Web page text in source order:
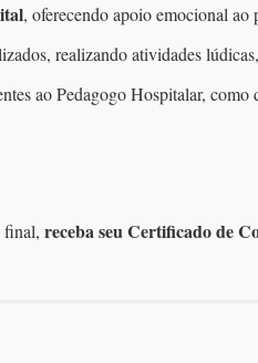
, oferecendo apoio emocional ao
realizando atividades
ao Pedagogo Hospitalar,
final, receba seu Certificado de